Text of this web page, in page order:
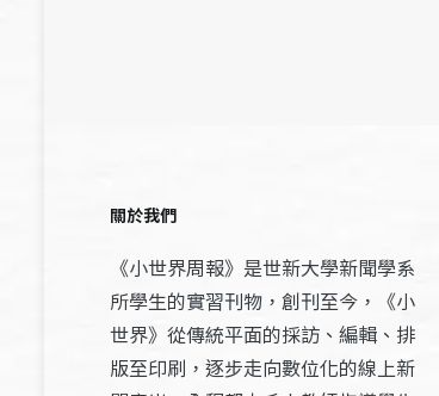
關於我們
《小世界周報》是世新大學新聞學系
所學生的實習刊物，創刊至今，《小
世界》從傳統平面的採訪、編輯、排
版至印刷，逐步走向數位化的線上新